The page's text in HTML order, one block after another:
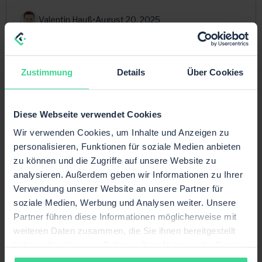
Zustimmung Details Über Cookies
Diese Webseite verwendet Cookies
Wir verwenden Cookies, um Inhalte und Anzeigen zu
personalisieren, Funktionen für soziale Medien anbieten
zu können und die Zugriffe auf unsere Website zu
analysieren. Außerdem geben wir Informationen zu Ihrer
Verwendung unserer Website an unsere Partner für
soziale Medien, Werbung und Analysen weiter. Unsere
Partner führen diese Informationen möglicherweise mit
weiteren Daten zusammen, die Sie ihnen bereitgestellt
gesammelt haben.
Valentin Hauß•August 20, 2025
Multichannel
Marktplatzwahl als Umsatzhebel - Warum
90 % der Händler Umsatz verschenken –